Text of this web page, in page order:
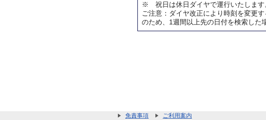
※ 祝日は休日ダイヤで運行いたします
ご注意：ダイヤ改正により時刻を変更
のため、1週間以上先の日付を検索した
免責事項 ご利用案内